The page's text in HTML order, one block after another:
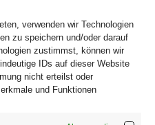
verwenden wir Technologien
zu speichern und/oder darauf
zustimmst, können wir
IDs auf dieser Website
nicht erteilst oder
und Funktionen
trick that anyone can